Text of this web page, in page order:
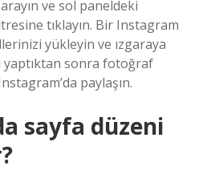
arayın ve sol paneldeki
tıklayın. Bir Instagram
yükleyin ve ızgaraya
yaptıktan sonra fotoğraf
paylaşın.
sayfa düzeni